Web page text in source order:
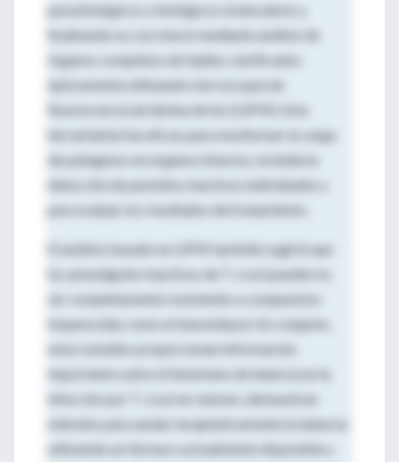
parasitológicos y biológicos moleculares y
finalmente se corroboró mediante análisis de
órganos completos de tejidos clarificados
ópticamente utilizando microscopía de
fluorescencia de lámina de luz (LSFM). Esta
herramienta fue eficaz para monitorear la carga
de patógenos en órganos intactos, incluida la
detección de parásitos inactivos individuales y
para evaluar los resultados del tratamiento.
El análisis basado en LSFM también sugirió que
los amastigotes inactivos de T. cruzi pueden no
ser completamente resistentes a compuestos
tripanocidas como el benznidazol. En conjunto,
estos estudios proporcionan información
importante sobre el fenómeno de latencia en la
infección por T. cruzi en ratones, demuestran
métodos para anular terapéuticamente la latencia
utilizando un fármaco actualmente disponible y